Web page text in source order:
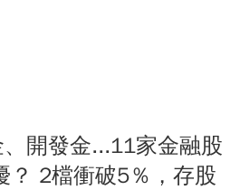
開發金...11家金融股
？ 2檔衝破5％，存股